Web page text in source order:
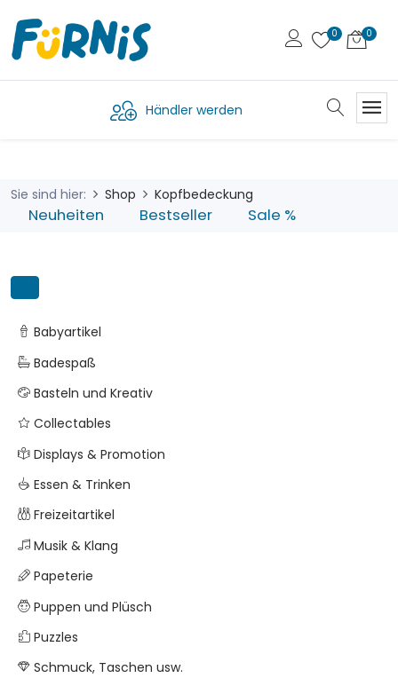
Händler werden
Sie sind hier: Shop Kopfbedeckung
Neuheiten Bestseller Sale %
Babyartikel
Badespaß
Basteln und Kreativ
Collectables
Displays & Promotion
Essen & Trinken
Freizeitartikel
Musik & Klang
Papeterie
Puppen und Plüsch
Puzzles
Schmuck, Taschen usw.